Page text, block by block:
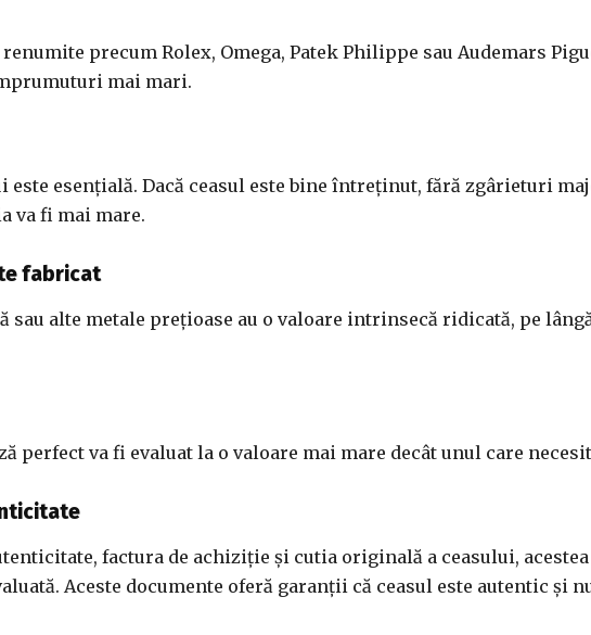
precum Rolex, Omega, Patek Philippe sau Audemars
mai mari.
este esențială. Dacă ceasul este bine întreținut, fără zgârieturi
va fi mai mare.
fabricat
sau alte metale prețioase au o valoare intrinsecă ridicată, pe
perfect va fi evaluat la o valoare mai mare decât unul care
factura de achiziție și cutia originală a ceasului,
Aceste documente oferă garanții că ceasul este autentic și